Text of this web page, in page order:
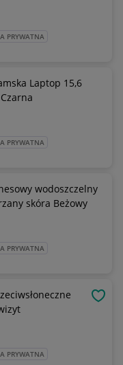
PRYWATNA
Laptop 15,6
PRYWATNA
wodoszczelny
skóra Beżowy
PRYWATNA
PRYWATNA